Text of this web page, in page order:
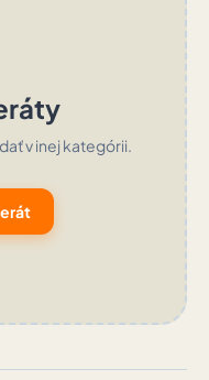
v inej kategórii.